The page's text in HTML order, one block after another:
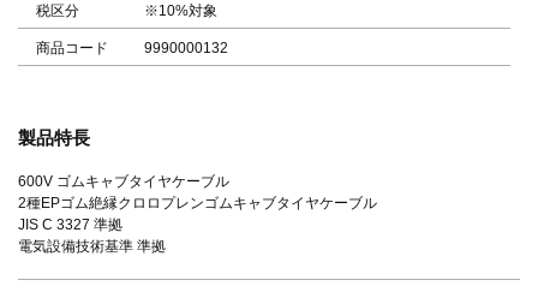
税区分 ※10%対象
商品コード 9990000132
製品特長
600V ゴムキャブタイヤケーブル
2種EPゴム絶縁クロロプレンゴムキャブタイヤケーブル
JIS C 3327 準拠
電気設備技術基準 準拠